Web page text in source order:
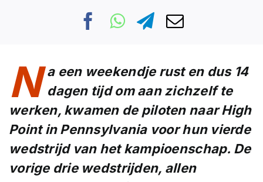
N a een weekendje rust en dus 14
dagen tijd om aan zichzelf te
werken, kwamen de piloten naar High
Point in Pennsylvania voor hun vierde
wedstrijd van het kampioenschap. De
vorige drie wedstrijden, allen